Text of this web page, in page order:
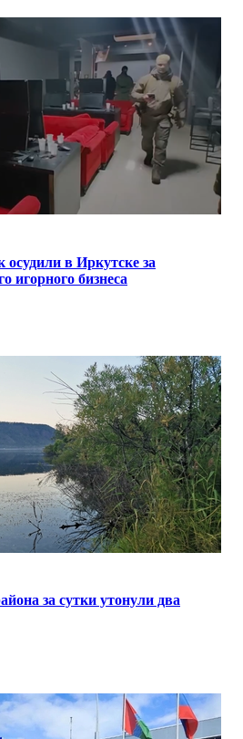
осудили в Иркутске за
игорного бизнеса
за сутки утонули два